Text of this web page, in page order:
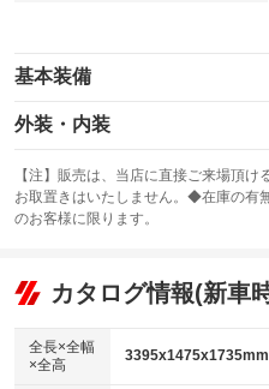
基本装備
エアバッグ：運転席/助手席
：装備あり
：装備あり
サンルーフ
：装備なし
リフトアップ
：装備なし
：装備なし
パワーウィンドウ
外装・内装
カーナビ
：装備なし
TV
：装備なし
ビジュアル
：装備なし
：装備なし
革シート
【注】販売は、当店に直接ご来場頂
お取置きはいたしません。◆在庫の有
のお客様に限ります。
カタログ情報(新車
全長×全幅
×全高
3395x1475x1735mm